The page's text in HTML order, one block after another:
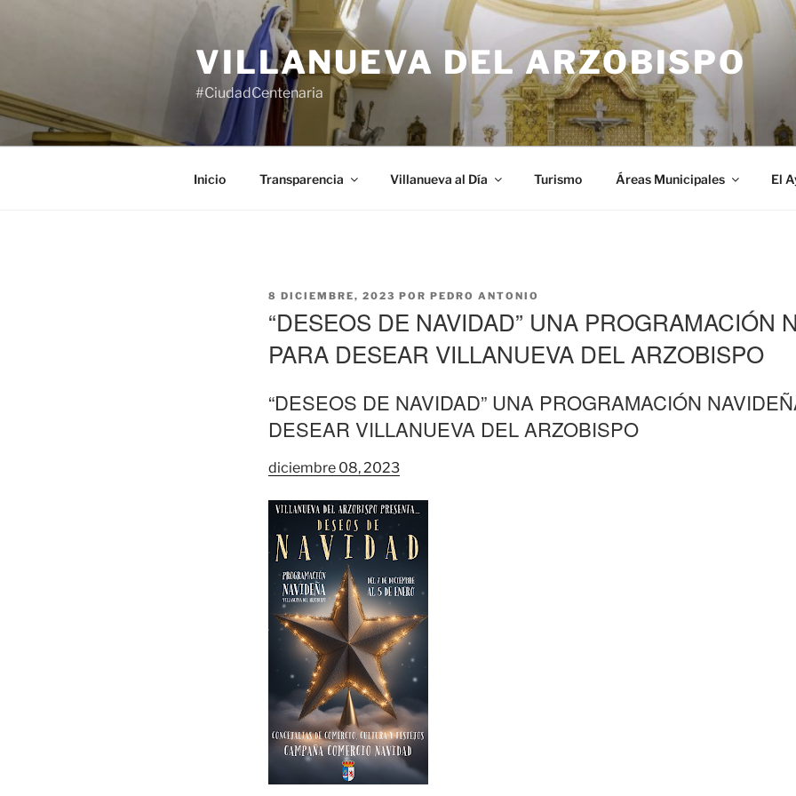
VILLANUEVA DEL ARZOBISPO
#CiudadCentenaria
Inicio Transparencia Villanueva al Día Turismo Áreas Municipales El
PUBLICADO
8 DICIEMBRE, 2023 POR PEDRO ANTONIO
“DESEOS DE NAVIDAD” UNA PROGRAMACIÓN
PARA DESEAR VILLANUEVA DEL ARZOBISPO
“DESEOS DE NAVIDAD” UNA PROGRAMACIÓN
DESEAR VILLANUEVA DEL ARZOBISPO
diciembre 08, 2023